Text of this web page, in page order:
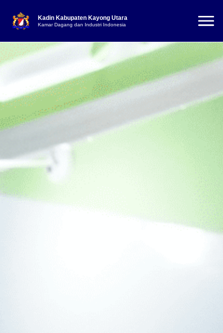
Kadin Kabupaten Kayong Utara
Kamar Dagang dan Industri Indonesia